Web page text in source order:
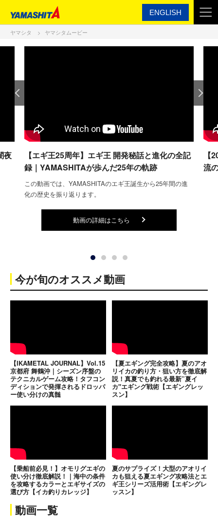
ENGLISH
ヤマシタ ヤマシタムービー
夜
【エギ王25周年】エギ王 開発秘話と進化の全記
録｜YAMASHITAが歩んだ25年の軌跡
この動画では、YAMASHITAのエギ王誕生から25年間の進
化の歴史を振り返ります。
動画の詳細はこちら
【
流
今が旬のオススメ動画
【IKAMETAL JOURNAL】Vol.15
京都府 舞鶴沖｜シーズン序盤の
テクニカルゲーム攻略！タフコン
ディションで発揮されるドロッパ
ー使い分けの真髄
【夏エギング完全攻略】夏のアオ
リイカの釣り方・狙い方を徹底解
説！真夏でも釣れる最新”夏イ
カ"エギング戦術【エギングレッ
スン】
【乗船前必見！】オモリグエギの
使い分け徹底解説！｜海中の条件
を攻略するカラーとエギサイズの
選び方【イカ釣りカレッジ】
夏のサプライズ！大型のアオリイ
カも狙える夏エギング攻略法とエ
ギ王シリーズ活用術【エギングレ
ッスン】
動画一覧